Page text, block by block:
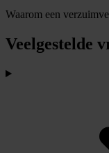
Waarom een
Veelgestelde